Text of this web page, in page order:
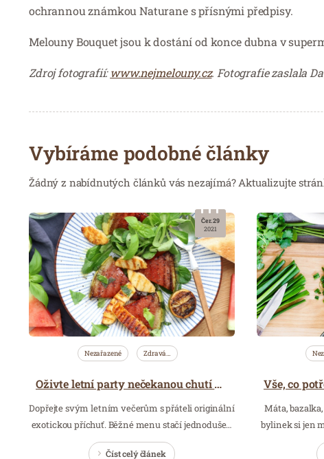
ochrannou známkou Naturane s přísnými předpisy.
Melouny Bouquet jsou k dostání od konce dubna v
Zdroj fotografií:www.nejmelouny.cz. Fotografie zaslala
Vybíráme podobné články
Žádný z nabídnutých článků vás nezajímá? Aktualizujte
Nezařazené Zdravá…
Oživte letní party nečekanou chutí melounu
Dopřejte svým letním večerům s přáteli originální
exotickou příchuť. Běžné menu stačí jednoduše…
Číst celý článek
Čer. 29
2021
Máta,
bylinek si jen